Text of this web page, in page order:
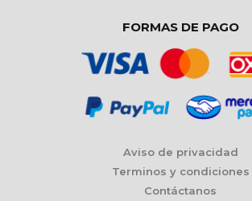
FORMAS DE PAGO
Aviso de privacidad
Terminos y condiciones
Contáctanos